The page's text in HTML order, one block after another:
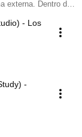
externa. Dentro de
- Los
-